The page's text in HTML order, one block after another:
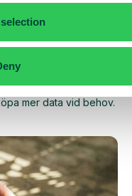
hålla bättre koll på
EU/EES.
den datamängden
mer data vid behov.